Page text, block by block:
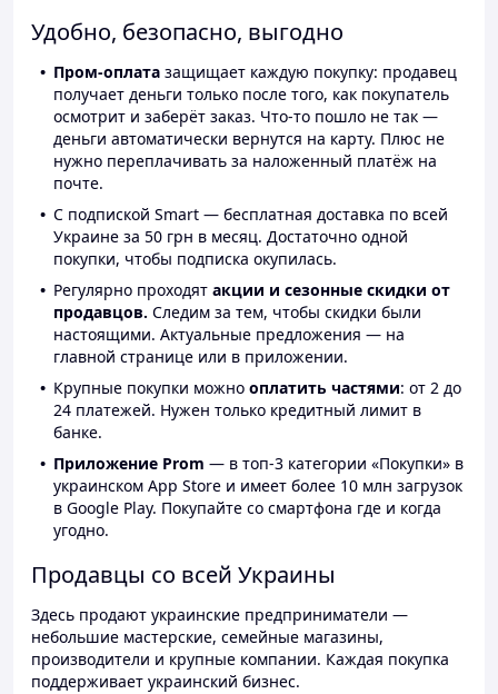
Удобно, безопасно, выгодно
Пром-оплата защищает каждую покупку: продавец
получает деньги только после того, как покупатель
осмотрит и заберёт заказ. Что-то пошло не так —
деньги автоматически вернутся на карту. Плюс не
нужно переплачивать за наложенный платёж на
почте.
С подпиской Smart — бесплатная доставка по всей
Украине за 50 грн в месяц. Достаточно одной
покупки, чтобы подписка окупилась.
Регулярно проходят акции и сезонные скидки от
продавцов. Следим за тем, чтобы скидки были
настоящими. Актуальные предложения — на
главной странице или в приложении.
Крупные покупки можно оплатить частями: от 2 до
24 платежей. Нужен только кредитный лимит в
банке.
Приложение Prom — в топ-3 категории «Покупки» в
украинском App Store и имеет более 10 млн загрузок
в Google Play. Покупайте со смартфона где и когда
угодно.
Продавцы со всей Украины
Здесь продают украинские предприниматели —
небольшие мастерские, семейные магазины,
производители и крупные компании. Каждая покупка
поддерживает украинский бизнес.